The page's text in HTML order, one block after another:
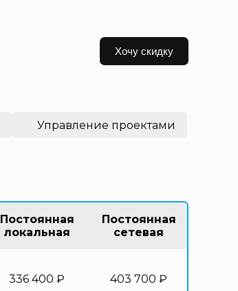
Хочу скидку
Управление проектами
Постоянная
локальная
Постоянная
сетевая
336 400 ₽ 403 700 ₽